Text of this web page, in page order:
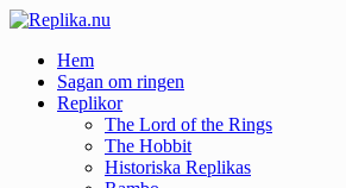
Hem
Sagan om ringen
Replikor
The Lord of the Rings
The Hobbit
Historiska Replikas